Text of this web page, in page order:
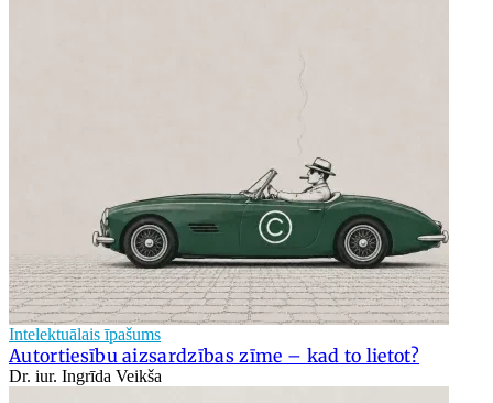
Intelektuālais īpašums
Autortiesību aizsardzības zīme – kad to lietot?
Dr. iur. Ingrīda Veikša